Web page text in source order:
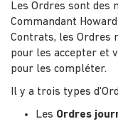
Les Ordres sont des
Commandant
Contrats, les Ordres
pour les accepter et
pour les compléter.
Il y a trois types
Les Ordres